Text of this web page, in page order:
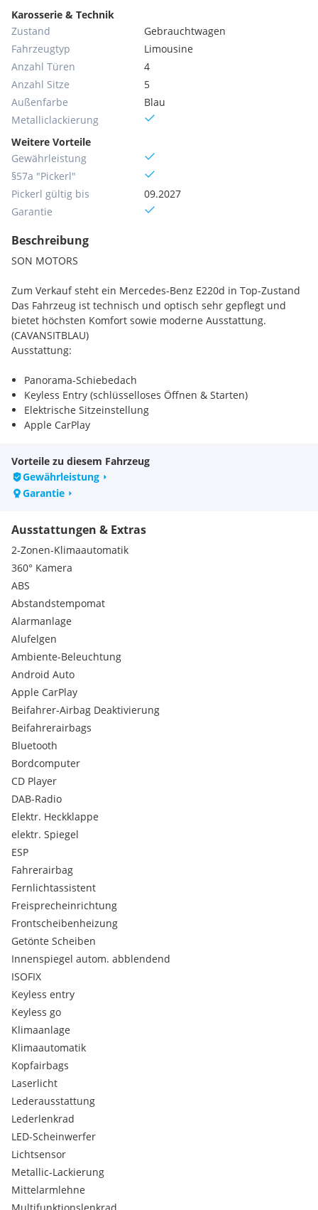
Karosserie & Technik
Zustand
Gebrauchtwagen
Fahrzeugtyp
Limousine
Anzahl Türen
4
Anzahl Sitze
5
Außenfarbe
Blau
Metallic­lackierung
Weitere Vorteile
Gewährleistung
§57a "Pickerl"
Pickerl gültig bis
09.2027
Garantie
Beschreibung
SON MOTORS
Zum Verkauf steht ein Mercedes-Benz E220d in Top-Zustand
Das Fahrzeug ist technisch und optisch sehr gepflegt und
bietet höchsten Komfort sowie moderne Ausstattung.
(CAVANSITBLAU)
Ausstattung:
Panorama-Schiebedach
Keyless Entry (schlüsselloses Öffnen & Starten)
Elektrische Sitzeinstellung
Apple CarPlay
Werksgarantie bis 2028
Der Wagen überzeugt durch seinen starken und gleichzeitig
Verarbeitung von Mercedes-Benz.
Terminvereinbarung möglich.
SON MOTORS
Vorteile zu diesem Fahrzeug
Gewährleistung
Garantie
Ausstattungen & Extras
2-Zonen-Klimaautomatik
360° Kamera
ABS
Abstandstempomat
Alarmanlage
Alufelgen
Ambiente-Beleuchtung
Android Auto
Apple CarPlay
Beifahrer-Airbag Deaktivierung
Beifahrerairbags
Bluetooth
Bordcomputer
CD Player
DAB-Radio
Elektr. Heckklappe
elektr. Spiegel
ESP
Fahrerairbag
Fernlichtassistent
Freisprecheinrichtung
Frontscheibenheizung
Getönte Scheiben
Innenspiegel autom. abblendend
ISOFIX
Keyless entry
Keyless go
Klimaanlage
Klimaautomatik
Kopfairbags
Laserlicht
Lederausstattung
Lederlenkrad
LED-Scheinwerfer
Lichtsensor
Metallic-Lackierung
Mittelarmlehne